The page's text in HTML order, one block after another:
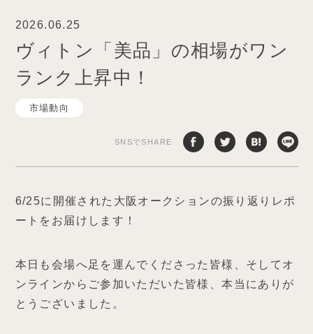
2026.06.25
ヴィトン「美品」の相場がワン
ランク上昇中！
市場動向
SNSでSHARE
6/25に開催された大阪オークションの振り返りレポ
ートをお届けします！
本日も会場へ足を運んでくださった皆様、そしてオ
ンラインからご参加いただいた皆様、本当にありが
とうございました。